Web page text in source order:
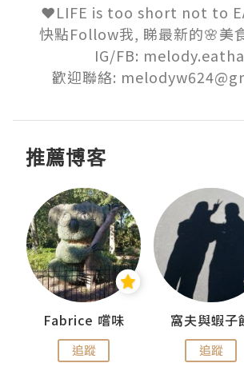
❤️LIFE is too short not to
快點Follow我, 睇最新的🌸美
IG/FB:
歡迎聯絡:
推薦博客
Fabrice 嚐味
追蹤
窩夫與蝦子
追蹤